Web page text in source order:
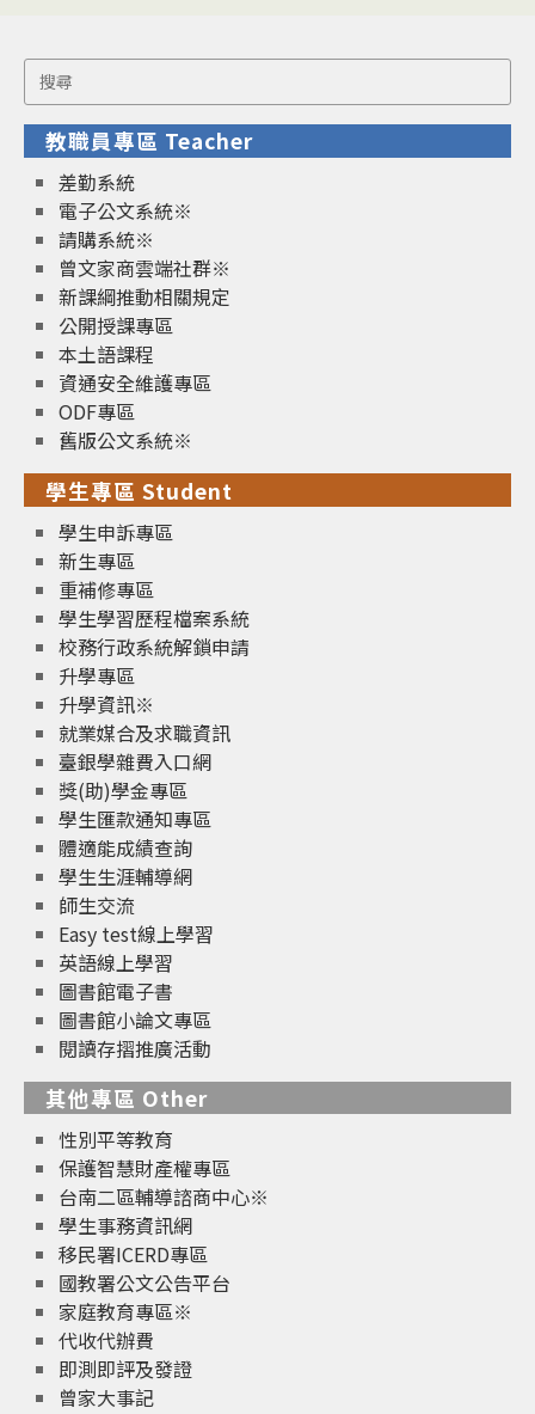
Search
for:
教職員專區 Teacher
差勤系統
電子公文系統※
請購系統※
曾文家商雲端社群※
新課綱推動相關規定
公開授課專區
本土語課程
資通安全維護專區
ODF專區
舊版公文系統※
學生專區 Student
學生申訴專區
新生專區
重補修專區
學生學習歷程檔案系統
校務行政系統解鎖申請
升學專區
升學資訊※
就業媒合及求職資訊
臺銀學雜費入口網
獎(助)學金專區
學生匯款通知專區
體適能成績查詢
學生生涯輔導網
師生交流
Easy test線上學習
英語線上學習
圖書館電子書
圖書館小論文專區
閱讀存摺推廣活動
其他專區 Other
性別平等教育
保護智慧財產權專區
台南二區輔導諮商中心※
學生事務資訊網
移民署ICERD專區
國教署公文公告平台
家庭教育專區※
代收代辦費
即測即評及發證
曾家大事記